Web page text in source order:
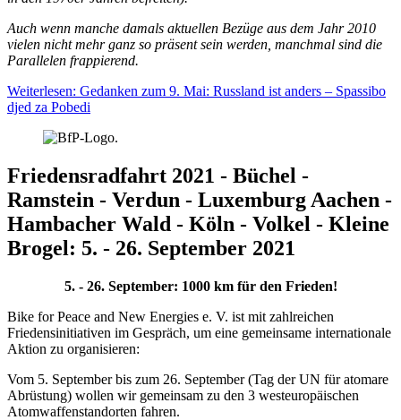
Auch wenn manche damals aktuellen Bezüge aus dem Jahr 2010
vielen nicht mehr ganz so präsent sein werden, manchmal sind die
Parallelen frappierend.
Weiterlesen: Gedanken zum 9. Mai: Russland ist anders – Spassibo
djed za Pobedi
Friedensradfahrt 2021 - Büchel -
Ramstein - Verdun - Luxemburg Aachen -
Hambacher Wald - Köln - Volkel - Kleine
Brogel: 5. - 26. September 2021
5. - 26. September: 1000 km für den Frieden!
Bike for Peace and New Energies e. V. ist mit zahlreichen
Friedensinitiativen im Gespräch, um eine gemeinsame internationale
Aktion zu organisieren:
Vom 5. September bis zum 26. September (Tag der UN für atomare
Abrüstung) wollen wir gemeinsam zu den 3 westeuropäischen
Atomwaffenstandorten fahren.